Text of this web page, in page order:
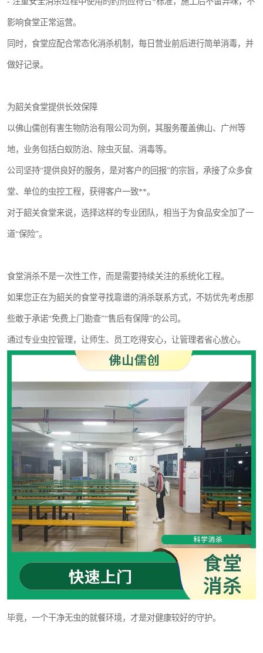
影响食堂正常运营。
同时，食堂应配合常态化消杀机制，每日营业前后进行简单消毒，并
做好记录。
为韶关食堂提供长效保障
以佛山儒创有害生物防治有限公司为例，其服务覆盖佛山、广州等
地，业务包括白蚁防治、除虫灭鼠、消毒等。
公司坚持“提供良好的服务，是对客户的回报”的宗旨，承接了众多食
堂、单位的虫控工程，获得客户一致**。
对于韶关食堂来说，选择这样的专业团队，相当于为食品安全加了一
道“保险”。
食堂消杀不是一次性工作，而是需要持续关注的系统化工程。
如果您正在为韶关的食堂寻找靠谱的消杀联系方式，不妨优先考虑那
些敢于承诺“免费上门勘查”“售后有保障”的公司。
通过专业虫控管理，让师生、员工吃得安心，让管理者省心放心。
毕竟，一个干净无虫的就餐环境，才是对健康较好的守护。